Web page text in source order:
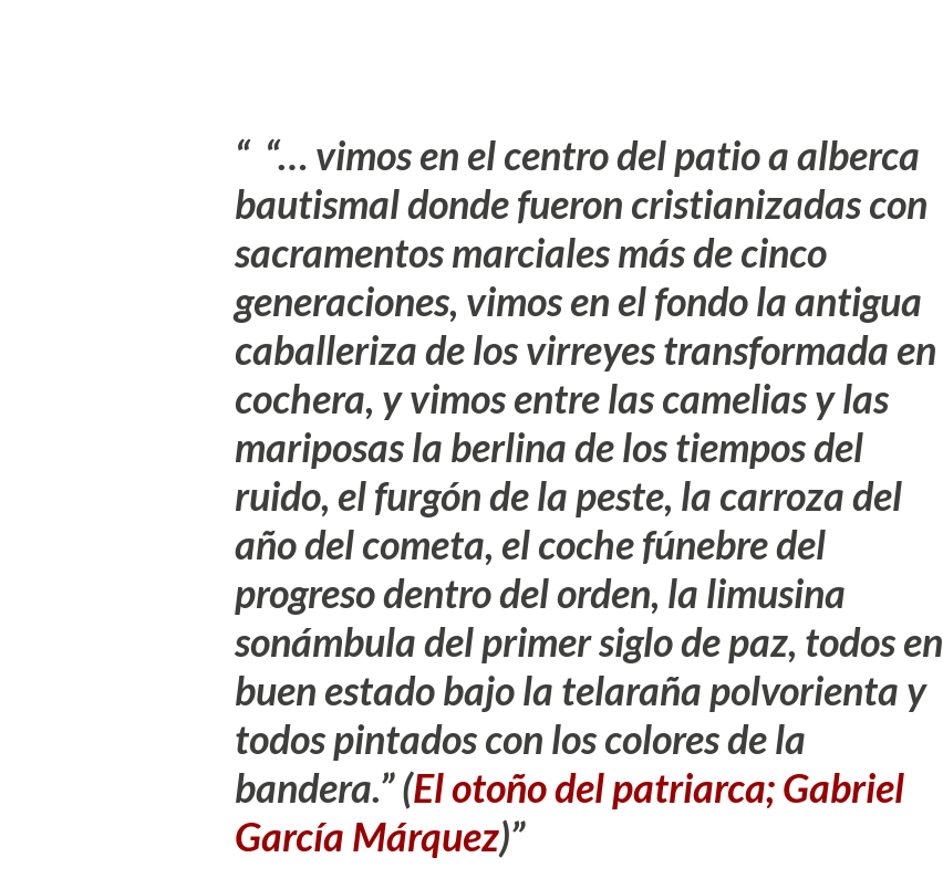
“… vimos en el centro del patio a alberca
bautismal donde fueron cristianizadas con
sacramentos marciales más de cinco
generaciones, vimos en el fondo la antigua
caballeriza de los virreyes transformada en
cochera, y vimos entre las camelias y las
mariposas la berlina de los tiempos del
ruido, el furgón de la peste, la carroza del
año del cometa, el coche fúnebre del
progreso dentro del orden, la limusina
sonámbula del primer siglo de paz, todos en
buen estado bajo la telaraña polvorienta y
todos pintados con los colores de la
bandera.”(El otoño del patriarca; Gabriel
García Márquez)